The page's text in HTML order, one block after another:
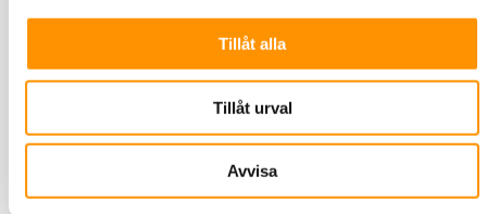
Tillåt alla
Tillåt urval
Avvisa
Kassetthållare horisontell, Tykoflex